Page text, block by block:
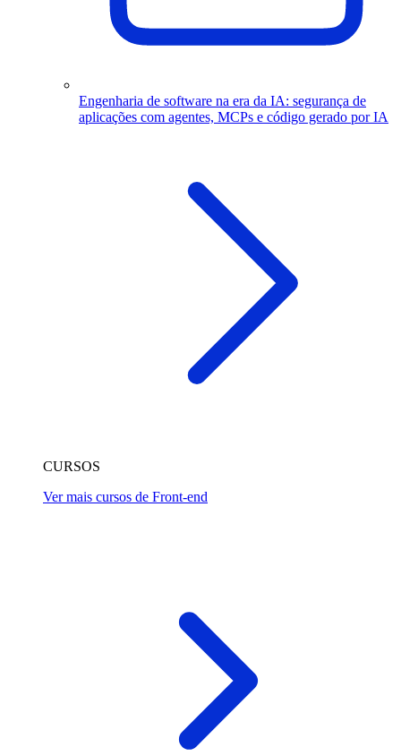
Engenharia de software na era da IA: segurança de
aplicações com agentes, MCPs e código gerado por IA
CURSOS
Ver mais cursos de Front-end